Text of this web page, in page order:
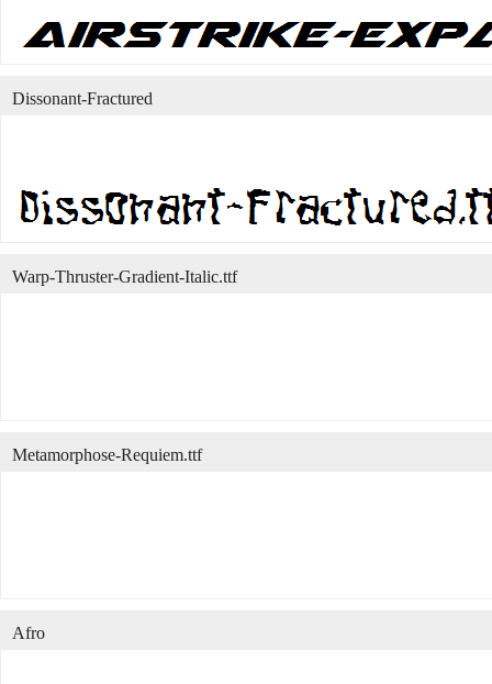
Dissonant-Fractured
Warp-Thruster-Gradient-Italic.ttf
Metamorphose-Requiem.ttf
Afro